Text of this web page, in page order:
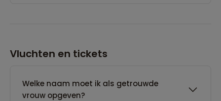
Vluchten en tickets
Welke naam moet ik als getrouwde
vrouw opgeven?